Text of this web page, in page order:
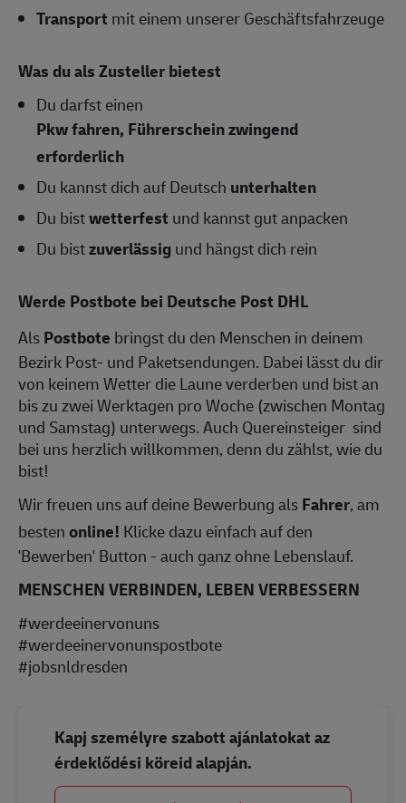
Transport mit einem unserer Geschäftsfahrzeuge
Was du als Zusteller bietest
Du darfst einen
Pkw fahren, Führerschein zwingend
erforderlich
Du kannst dich auf Deutsch unterhalten
Du bistwetterfest und kannst gut anpacken
Du bistzuverlässigund hängst dich rein
Werde Postbote bei Deutsche Post DHL
AlsPostbote bringst du den Menschen in deinem
Bezirk Post- und Paketsendungen. Dabei lässt du dir
von keinem Wetter die Laune verderben und bist an
bis zu zwei Werktagen pro Woche (zwischen Montag
und Samstag) unterwegs. Auch Quereinsteiger sind
bei uns herzlich willkommen, denn du zählst, wie du
bist!
Wir freuen uns auf deine Bewerbung alsFahrer, am
bestenonline! Klicke dazu einfach auf den
'Bewerben' Button - auch ganz ohne Lebenslauf.
MENSCHEN VERBINDEN, LEBEN VERBESSERN
#werdeeinervonuns
#werdeeinervonunspostbote
#jobsnldresden
Kapj személyre szabott ajánlatokat az
érdeklődési köreid alapján.